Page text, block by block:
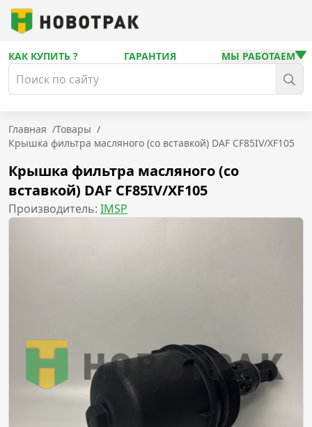
КАК КУПИТЬ ? ГАРАНТИЯ МЫ РАБОТАЕМ
Главная /Товары /
Крышка фильтра масляного (со вставкой) DAF CF85IV/XF105
Крышка фильтра масляного (со
вставкой) DAF CF85IV/XF105
Производитель: IMSP